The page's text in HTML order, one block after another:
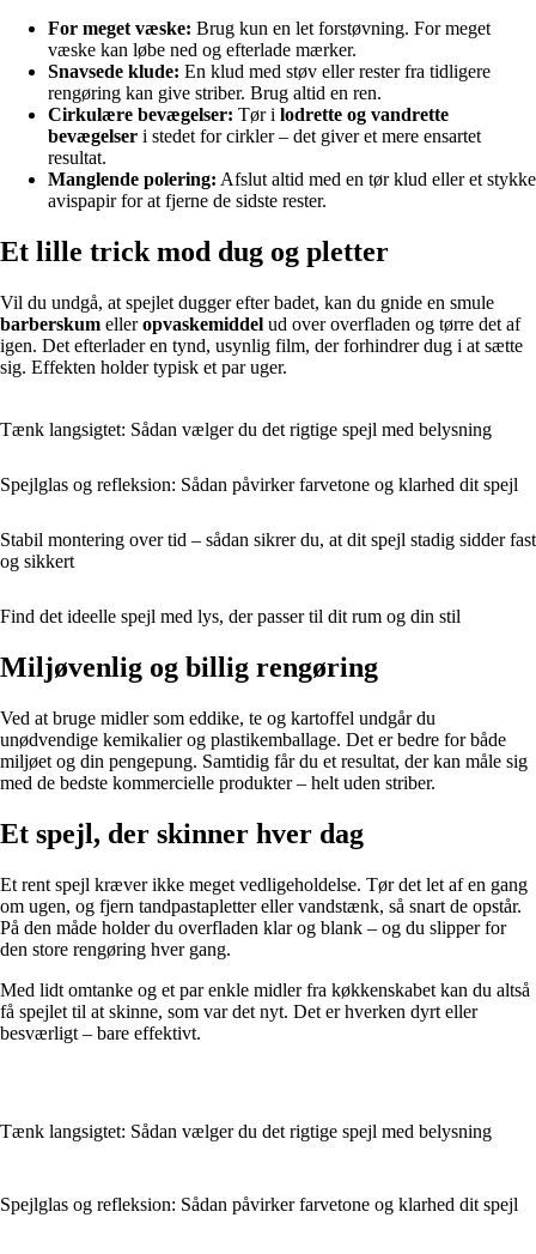
For meget væske: Brug kun en let forstøvning. For meget
væske kan løbe ned og efterlade mærker.
Snavsede klude: En klud med støv eller rester fra tidligere
rengøring kan give striber. Brug altid en ren.
Cirkulære bevægelser: Tør i lodrette og vandrette
bevægelser i stedet for cirkler – det giver et mere ensartet
resultat.
Manglende polering: Afslut altid med en tør klud eller et stykke
avispapir for at fjerne de sidste rester.
Et lille trick mod dug og pletter
Vil du undgå, at spejlet dugger efter badet, kan du gnide en smule
barberskum elleropvaskemiddel ud over overfladen og tørre det af
igen. Det efterlader en tynd, usynlig film, der forhindrer dug i at sætte
sig. Effekten holder typisk et par uger.
Tænk langsigtet: Sådan vælger du det rigtige spejl med belysning
Spejlglas og refleksion: Sådan påvirker farvetone og klarhed dit spejl
Stabil montering over tid – sådan sikrer du, at dit spejl stadig sidder fast
og sikkert
Find det ideelle spejl med lys, der passer til dit rum og din stil
Miljøvenlig og billig rengøring
Ved at bruge midler som eddike, te og kartoffel undgår du
unødvendige kemikalier og plastikemballage. Det er bedre for både
miljøet og din pengepung. Samtidig får du et resultat, der kan måle sig
med de bedste kommercielle produkter – helt uden striber.
Et spejl, der skinner hver dag
Et rent spejl kræver ikke meget vedligeholdelse. Tør det let af en gang
om ugen, og fjern tandpastapletter eller vandstænk, så snart de opstår.
På den måde holder du overfladen klar og blank – og du slipper for
den store rengøring hver gang.
Med lidt omtanke og et par enkle midler fra køkkenskabet kan du altså
få spejlet til at skinne, som var det nyt. Det er hverken dyrt eller
besværligt – bare effektivt.
Tænk langsigtet: Sådan vælger du det rigtige spejl med belysning
Spejlglas og refleksion: Sådan påvirker farvetone og klarhed dit spejl